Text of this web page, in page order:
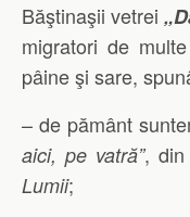
Băştinaşii vetrei
migratori de
pâine şi sare,
– de pământ
aici, pe vatră”, din
Lumii;